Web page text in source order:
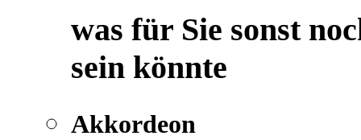
was für Sie sonst
sein könnte
Akkordeon